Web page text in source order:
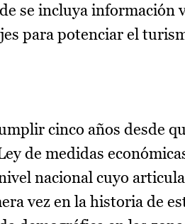
se incluya información
para potenciar el
cinco años desde
de medidas
nacional cuyo
vez en la historia de